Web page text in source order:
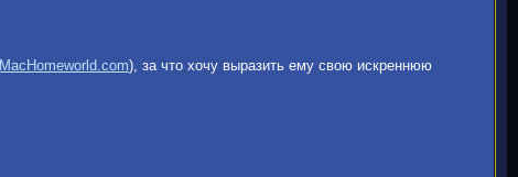
MacHomeworld.com), за что хочу выразить ему свою искреннюю